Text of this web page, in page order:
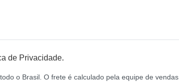
de Privacidade.
o Brasil. O frete é calculado pela equipe de vendas.